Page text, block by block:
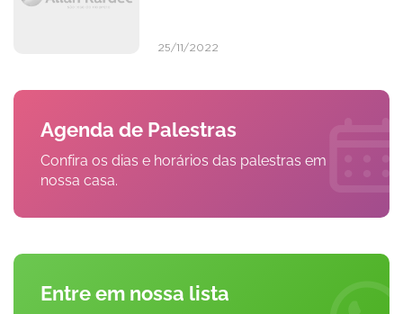
25/11/2022
Agenda de Palestras
Confira os dias e horários das palestras em
nossa casa.
Entre em nossa lista